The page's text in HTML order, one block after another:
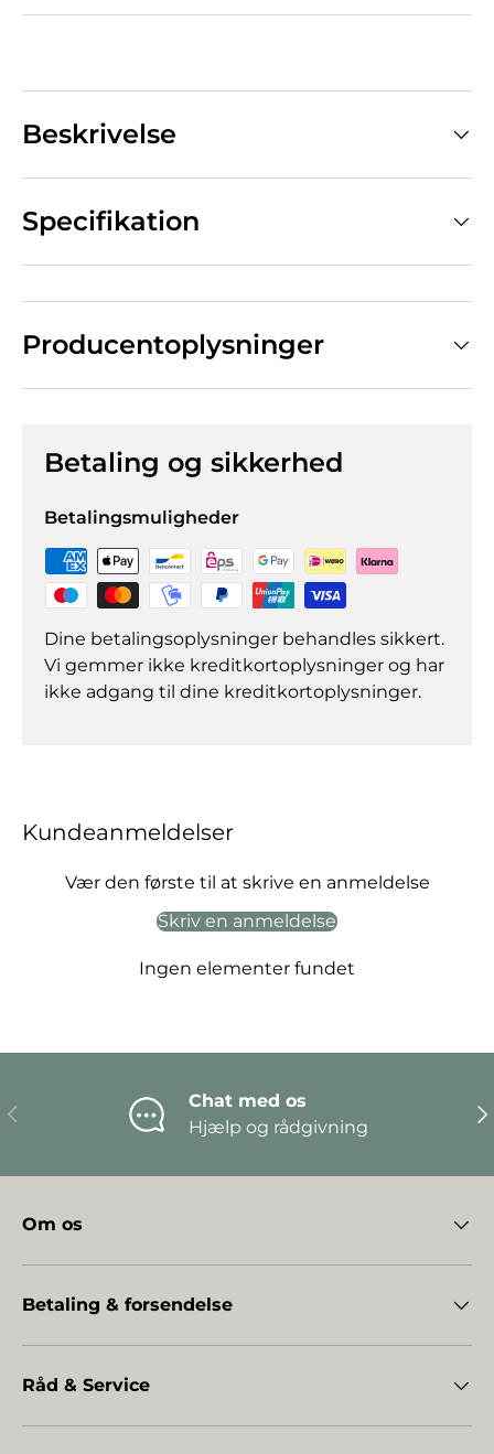
Beskrivelse
Specifikation
Producentoplysninger
Betaling og sikkerhed
Betalingsmuligheder
Dine betalingsoplysninger behandles sikkert.
Vi gemmer ikke kreditkortoplysninger og har
ikke adgang til dine kreditkortoplysninger.
Kundeanmeldelser
Vær den første til at skrive en anmeldelse
Skriv en anmeldelse
Ingen elementer fundet
Forrige
Chat med os
Hjælp og rådgivning
Om os
Betaling & forsendelse
Råd & Service